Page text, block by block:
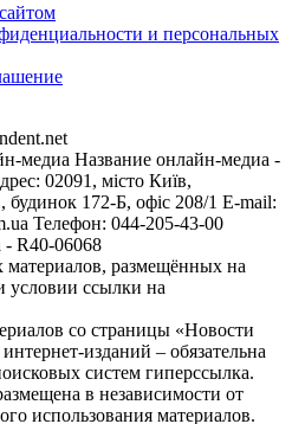
и персональных
медиа Название онлайн-медиа -
02091, місто Київ,
172-Б, офіс 208/1 E-mail:
Телефон: 044-205-43-00
R40-06068
размещённых на
условии ссылки на
со страницы «Новости
изданий – обязательна
систем гиперссылка.
в независимости от
использования материалов.